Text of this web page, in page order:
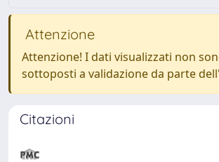
Attenzione
Attenzione! I dati visualizzati non
sottoposti a validazione da parte
Citazioni